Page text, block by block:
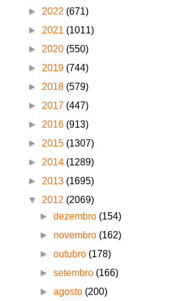
► 2022 (671)
► 2021 (1011)
► 2020 (550)
► 2019 (744)
► 2018 (579)
► 2017 (447)
► 2016 (913)
► 2015 (1307)
► 2014 (1289)
► 2013 (1695)
▼ 2012 (2069)
►dezembro (154)
► novembro (162)
►outubro (178)
►setembro (166)
►agosto (200)